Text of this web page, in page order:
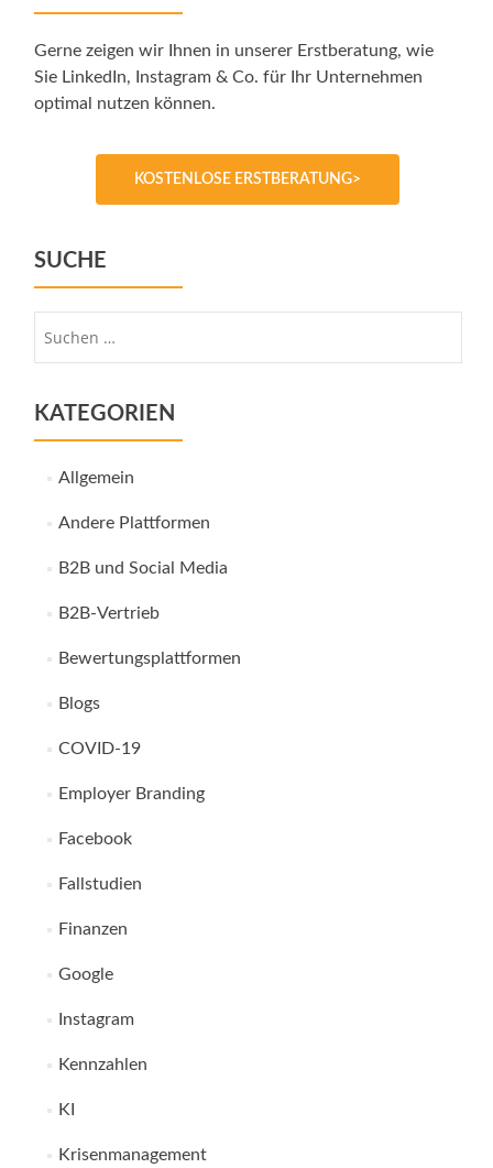
Gerne zeigen wir Ihnen in unserer Erstberatung, wie
Sie LinkedIn, Instagram & Co. für Ihr Unternehmen
optimal nutzen können.
KOSTENLOSE ERSTBERATUNG>
SUCHE
KATEGORIEN
Allgemein
Andere Plattformen
B2B und Social Media
B2B-Vertrieb
Bewertungsplattformen
Blogs
COVID-19
Employer Branding
Facebook
Fallstudien
Finanzen
Google
Instagram
Kennzahlen
KI
Krisenmanagement